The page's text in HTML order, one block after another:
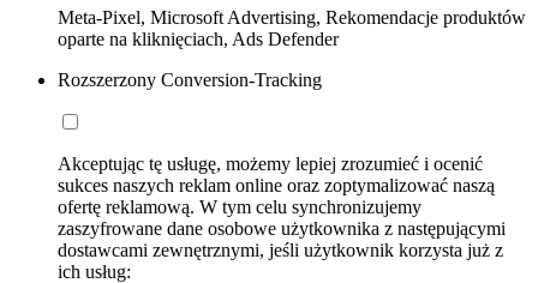
Meta-Pixel, Microsoft Advertising, Rekomendacje produktów
oparte na kliknięciach, Ads Defender
Rozszerzony Conversion-Tracking
Akceptując tę usługę, możemy lepiej zrozumieć i ocenić
sukces naszych reklam online oraz zoptymalizować naszą
ofertę reklamową. W tym celu synchronizujemy
zaszyfrowane dane osobowe użytkownika z następującymi
dostawcami zewnętrznymi, jeśli użytkownik korzysta już z
ich usług: